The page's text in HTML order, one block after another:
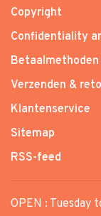
Copyright
Confidentiality
Betaalmethoden
Verzenden &
Klantenservice
Sitemap
RSS-feed
OPEN : Tuesday